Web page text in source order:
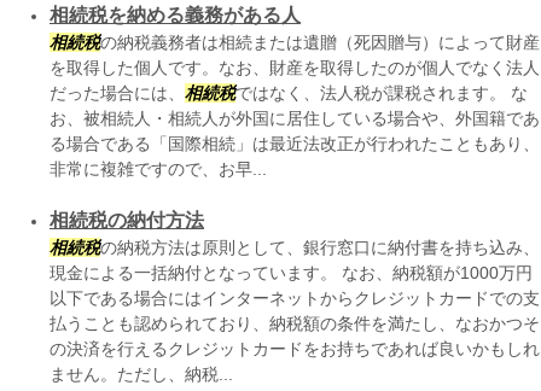
相続税を納める義務がある人
相続税の納税義務者は相続または遺贈（死因贈与）によって財産
を取得した個人です。なお、財産を取得したのが個人でなく法人
だった場合には、 相続税ではなく、法人税が課税されます。 な
お、被相続人・相続人が外国に居住している場合や、外国籍であ
る場合である「国際相続」は最近法改正が行われたこともあり、
非常に複雑ですので、お早...
相続税の納付方法
相続税の納税方法は原則として、銀行窓口に納付書を持ち込み、
現金による一括納付となっています。 なお、納税額が1000万円
以下である場合にはインターネットからクレジットカードでの支
払うことも認められており、納税額の条件を満たし、なおかつそ
の決済を行えるクレジットカードをお持ちであれば良いかもしれ
ません。ただし、納税...